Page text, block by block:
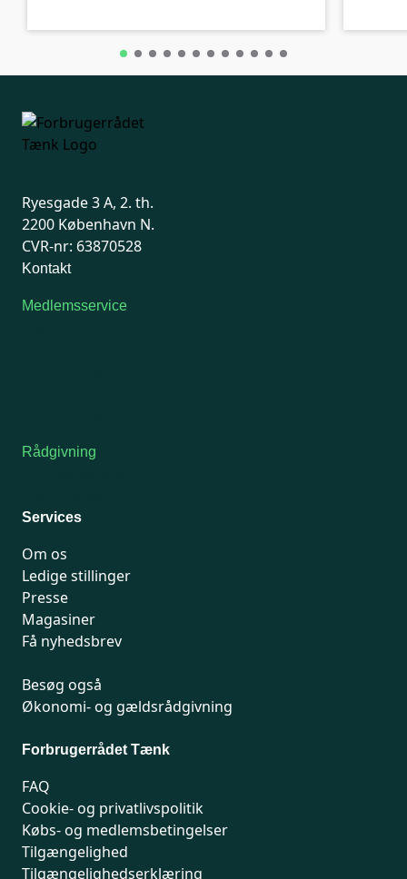
Ryesgade 3 A, 2. th.
2200 København N.
CVR-nr: 63870528
Kontakt
Medlemsservice
Rådgivning
Services
Om os
Ledige stillinger
Presse
Magasiner
Få nyhedsbrev
Besøg også
Økonomi- og gældsrådgivning
Forbrugerrådet Tænk
FAQ
Cookie- og privatlivspolitik
Købs- og medlemsbetingelser
Tilgængelighed
Tilgængelighedserklæring